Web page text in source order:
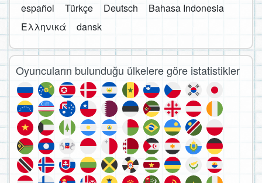
español
Türkçe Deutsch
Bahasa Indonesia
Ελληνικά
dansk
Oyuncuların bulunduğu ülkelere göre istatistikler